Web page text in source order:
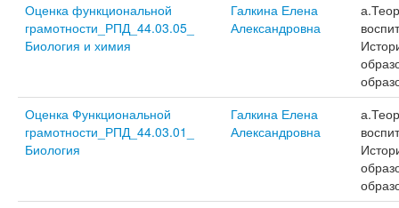
Оценка функциональной
грамотности_РПД_44.03.05_
Биология и химия
Галкина Елена
Александровна
Оценка Функциональной
грамотности_РПД_44.03.01_
Биология
Галкина Елена
Александровна